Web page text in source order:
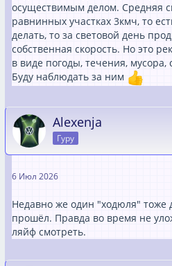
осуществимым делом. Средняя
равнинных участках 3кмч, то
делать, то за световой день
собственная скорость. Но это
в виде погоды, течения, мусора,
Буду наблюдать за ним
Alexenja
Гуру
6 Июл 2026
Недавно же один "ходюля"
прошёл. Правда во время не
ляйф смотреть.